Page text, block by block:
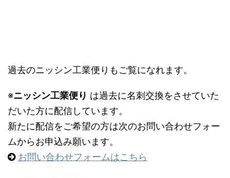
過去のニッシン工業便りもご覧になれます。
※ニッシン工業便り は過去に名刺交換をさせていた
だいた方に配信しています。
新たに配信をご希望の方は次のお問い合わせフォー
ムからお申込み願います。
お問い合わせフォームはこちら